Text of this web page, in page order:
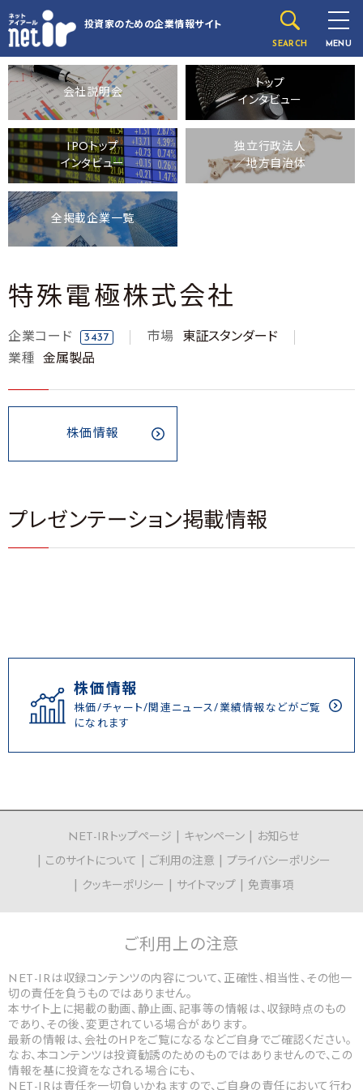
投資家のための企業情報サイト
SEARCH MENU
会社説明会
トップ
インタビュー
IPOトップ
インタビュー
独立行政法人
／地方自治体
全掲載企業一覧
特殊電極株式会社
企業コード 3437 市場
東証スタンダード
業種
金属製品
株価情報
プレゼンテーション掲載情報
株価情報
株価/チャート/関連ニュース/業績情報などがご覧
になれます
NET-IRトップページ キャンペーン
お知らせ
このサイトについて
ご利用の注意
プライバシーポリシー
クッキーポリシー
サイトマップ 免責事項
ご利用上の注意
NET-IRは収録コンテンツの内容について、正確性、相当性、その他一
切の責任を負うものではありません。
本サイト上に掲載の動画、静止画、記事等の情報は、収録時点のもの
であり、その後、変更されている場合があります。
最新の情報は、会社のHPをご覧になるなどご自身でご確認ください。
なお、本コンテンツは投資勧誘のためのものではありませんので、この
情報を基に投資をなされる場合にも、
NET-IRは責任を一切負いかねますので、ご自身の責任において行わ